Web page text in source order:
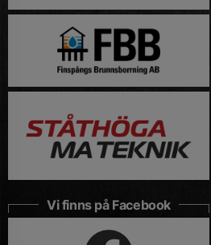
Vi finns på Facebook